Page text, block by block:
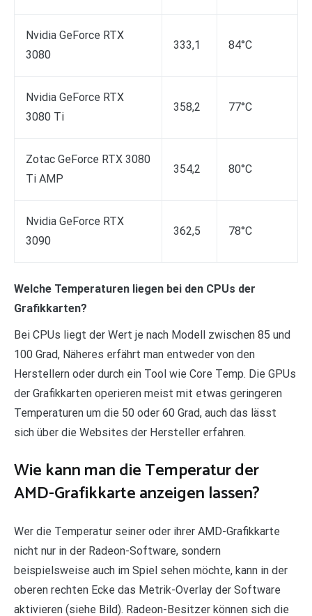
Nvidia GeForce RTX
3080
333,1 84°C
Nvidia GeForce RTX
3080 Ti
358,2 77°C
Zotac GeForce RTX 3080
Ti AMP
354,2 80°C
Nvidia GeForce RTX
3090
362,5 78°C
Welche Temperaturen liegen bei den CPUs der
Grafikkarten?
Bei CPUs liegt der Wert je nach Modell zwischen 85 und
100 Grad, Näheres erfährt man entweder von den
Herstellern oder durch ein Tool wie Core Temp. Die GPUs
der Grafikkarten operieren meist mit etwas geringeren
Temperaturen um die 50 oder 60 Grad, auch das lässt
sich über die Websites der Hersteller erfahren.
Wie kann man die Temperatur der
AMD-Grafikkarte anzeigen lassen?
Wer die Temperatur seiner oder ihrer AMD-Grafikkarte
nicht nur in der Radeon-Software, sondern
beispielsweise auch im Spiel sehen möchte, kann in der
oberen rechten Ecke das Metrik-Overlay der Software
aktivieren (siehe Bild). Radeon-Besitzer können sich die